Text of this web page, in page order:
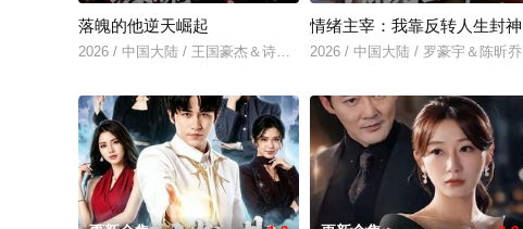
落魄的他逆天崛起
2026 / 中国大陆 / 王国豪杰＆诗语＆梁辰羽
情绪主宰：我靠反转人生封神
2026 / 中国大陆 / 罗豪宇＆陈昕乔